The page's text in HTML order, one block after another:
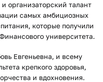
организаторский талант
самых амбициозных
которые получили
университета.
Евгеньевна, и всему
крепкого здоровья,
и вдохновения.